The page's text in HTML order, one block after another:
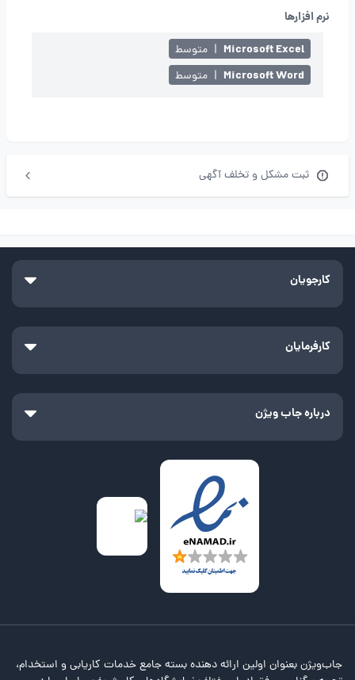
نرم افزارها
Microsoft Excel
| متوسط
Microsoft Word
| متوسط
ثبت مشکل و تخلف آگهی
کارجویان
کارفرمایان
درباره جاب ویژن
جاب‌ویژن بعنوان اولین ارائه دهنده بسته جامع خدمات کاریابی و استخدام،